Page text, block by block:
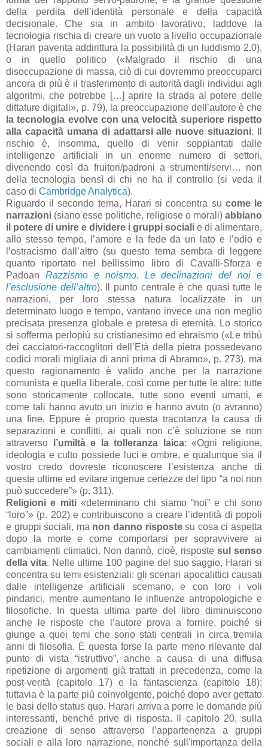
della perdita dell’identità personale e della capacità
decisionale. Che sia in ambito lavorativo, laddove la
tecnologia rischia di creare un vuoto a livello occupazionale
(Harari paventa addirittura la possibilità di un luddismo 2.0),
o in quello politico («Malgrado il rischio di una
disoccupazione di massa, ciò di cui dovremmo preoccuparci
ancora di più è il trasferimento di autorità dagli individui agli
algoritmi, che potrebbe […] aprire la strada al potere delle
dittature digitali», p. 79), la preoccupazione dell’autore è che
la tecnologia evolve con una velocità superiore rispetto
alla capacità umana di adattarsi alle nuove situazioni. Il
rischio è, insomma, quello di venir soppiantati dalle
intelligenze artificiali in un enorme numero di settori,
divenendo così da fruitori/padroni a strumenti/servi… non
della tecnologia bensì di chi ne ha il controllo (si veda il
caso di Cambridge Analytica).
Riguardo il secondo tema, Harari si concentra su come le
narrazioni (siano esse politiche, religiose o morali) abbiano
il potere di unire e dividere i gruppi sociali e di alimentare,
allo stesso tempo, l’amore e la fede da un lato e l’odio e
l’ostracismo dall’altro (su questo tema sembra di leggere
quanto riportato nel bellissimo libro di Cavalli-Sforza e
Padoan Razzismo e noismo. Le declinazioni del noi e
l’esclusione dell’altro). Il punto centrale è che quasi tutte le
narrazioni, per loro stessa natura localizzate in un
determinato luogo e tempo, vantano invece una non meglio
precisata presenza globale e pretesa di eternità. Lo storico
si sofferma perlopiù su cristianesimo ed ebraismo («Le tribù
dei cacciatori-raccoglitori dell’Età della pietra possedevano
codici morali migliaia di anni prima di Abramo», p. 273), ma
questo ragionamento è valido anche per la narrazione
comunista e quella liberale, così come per tutte le altre: tutte
sono storicamente collocate, tutte sono eventi umani, e
come tali hanno avuto un inizio e hanno avuto (o avranno)
una fine. Eppure è proprio questa tracotanza la causa di
separazioni e conflitti, ai quali non c’è soluzione se non
attraverso
l’umiltà e la tolleranza laica: «Ogni religione,
ideologia e culto possiede luci e ombre, e qualunque sia il
vostro credo dovreste riconoscere l’esistenza anche di
queste ultime ed evitare ingenue certezze del tipo “a noi non
può succedere”» (p. 311).
Religioni e miti«determinano chi siamo “noi” e chi sono
“loro”» (p. 202) e contribuiscono a creare l’identità di popoli
e gruppi sociali, ma non danno rispostesu cosa ci aspetta
dopo la morte e come comportarsi per sopravvivere ai
cambiamenti climatici. Non dannò, cioè, risposte sul senso
della vita. Nelle ultime 100 pagine del suo saggio, Harari si
concentra su temi esistenziali: gli scenari apocalittici causati
dalle intelligenze artificiali scemano, e con loro i voli
pindarici, mentre aumentano le influenze antropologiche e
filosofiche. In questa ultima parte del libro diminuiscono
anche le risposte che l’autore prova a fornire, poiché si
giunge a quei temi che sono stati centrali in circa tremila
anni di filosofia. È questa forse la parte meno rilevante dal
punto di vista “istruttivo”, anche a causa di una diffusa
ripetizione di argomenti già trattati in precedenza, come la
post-verità (capitolo 17) e la fantascienza (capitolo 18);
tuttavia è la parte più coinvolgente, poiché dopo aver gettato
le basi dello status quo, Harari arriva a porre le domande più
interessanti, benché prive di risposta. Il capitolo 20, sulla
creazione di senso attraverso l’appartenenza a gruppi
sociali e alla loro narrazione, nonché sull'importanza della